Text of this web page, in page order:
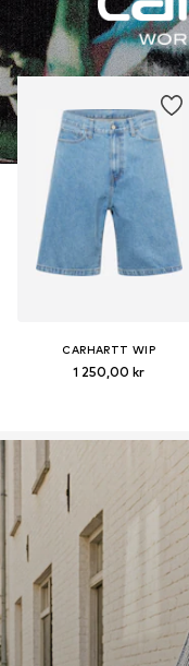
CARHARTT WIP
1 250,00 kr